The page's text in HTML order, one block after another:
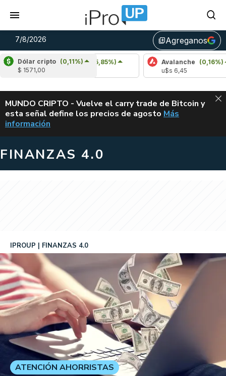
7/8/2026 library_addAgreganos
Dólar cripto (0,11%)
$ 1571,00
Cardano
(5,85%)
u$s 0,20
Avalanche (0,16%)
ALERTA
MUNDO CRIPTO - Vuelve el carry trade de Bitcoin y
esta señal define los precios de agosto VUELVE EL
Más
información
FINANZAS 4.0
IPROUP FINANZAS 4.0
ATENCIÓN AHORRISTAS